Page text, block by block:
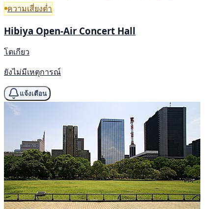
ความเสี่ยงต่ำ
Hibiya Open-Air Concert Hall
โตเกียว
ยังไม่มีเหตุการณ์
แจ้งเตือน